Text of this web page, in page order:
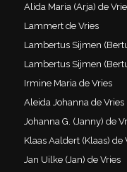
Alida Maria (Arja) de
Lammert de Vries
Lambertus Sijmen
Lambertus Sijmen
Irmine Maria de Vries
Aleida Johanna de Vries
Johanna G. (Janny) de
Klaas Aaldert (Klaas) de
Jan Uilke (Jan) de Vries